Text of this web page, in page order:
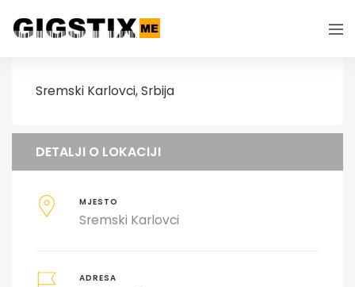
Sremski Karlovci, Srbija
DETALJI O LOKACIJI
MJESTO
Sremski Karlovci
ADRESA